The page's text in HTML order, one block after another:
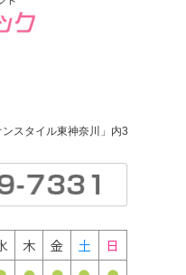
スタイル東神奈川」内3